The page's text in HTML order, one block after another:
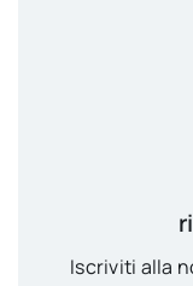
Iscriviti alla